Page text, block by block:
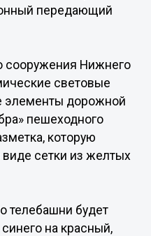
передающий
сооружения Нижнего
световые
элементы дорожной
пешеходного
которую
виде сетки из желтых
телебашни будет
на красный,